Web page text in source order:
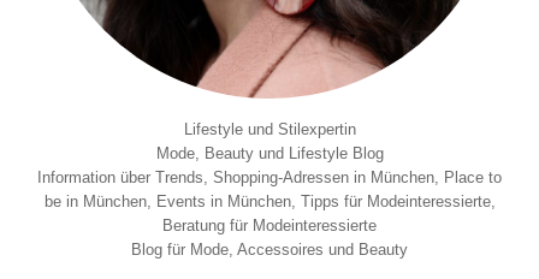
Lifestyle und Stilexpertin
Mode, Beauty und Lifestyle Blog
Information über Trends, Shopping-Adressen in München, Place to
be in München, Events in München, Tipps für Modeinteressierte,
Beratung für Modeinteressierte
Blog für Mode, Accessoires und Beauty